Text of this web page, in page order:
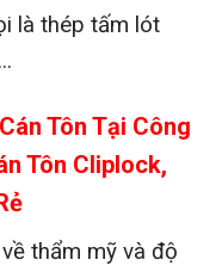
nước trước khi
báo giá máng xối
từng công trình.
tư vấn giải pháp
là thép tấm lót
Tôn Tại Công
Tôn Cliplock,
thẩm mỹ và độ